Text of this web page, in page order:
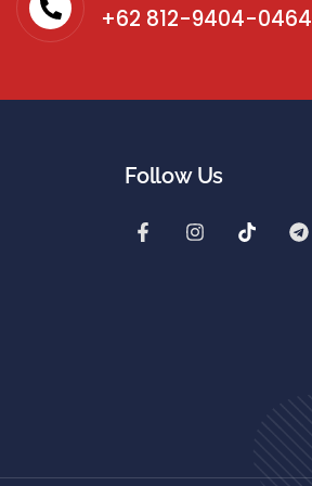
+62 812-9404-0464
Follow Us